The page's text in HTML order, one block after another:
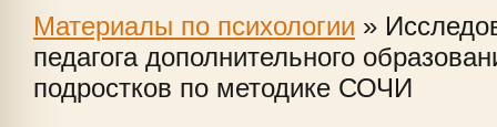
Материалы по психологии »
педагога дополнительного
подростков по методике СОЧИ